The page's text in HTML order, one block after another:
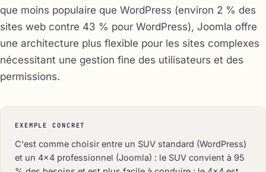
que moins populaire que WordPress (environ 2 % des
sites web contre 43 % pour WordPress), Joomla offre
une architecture plus flexible pour les sites complexes
nécessitant une gestion fine des utilisateurs et des
permissions.
EXEMPLE CONCRET
C'est comme choisir entre un SUV standard (WordPress)
et un 4x4 professionnel (Joomla) : le SUV convient à 95